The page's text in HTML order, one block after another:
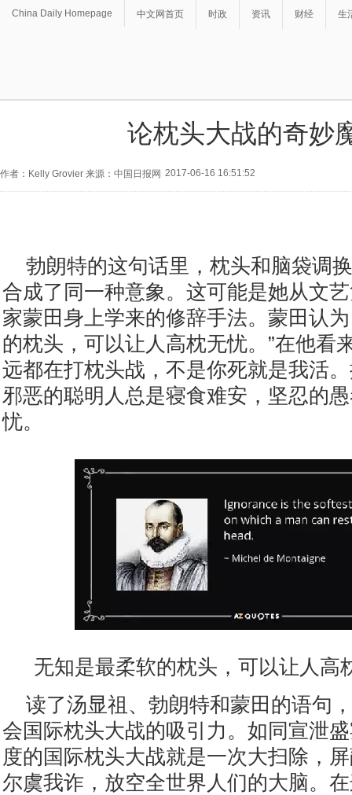
China Daily Homepage 中文网首页 时政 资讯 财经 生
论枕头大战的奇妙
作者：Kelly Grovier 来源：中国日报网 2017-06-16 16:51:52
勃朗特的这句话里，枕头和脑袋调
合成了同一种意象。这可能是她从文
家蒙田身上学来的修辞手法。蒙田认
的枕头，可以让人高枕无忧。”在他看
远都在打枕头战，不是你死就是我活
邪恶的聪明人总是寝食难安，坚忍的
忧。
无知是最柔软的枕头，可以让人
读了汤显祖、勃朗特和蒙田的语句
会国际枕头大战的吸引力。如同宣泄
度的国际枕头大战就是一次大扫除，
尔虞我诈，放空全世界人们的大脑。